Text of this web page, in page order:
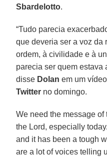
Sbardelotto.
“Tudo parecia
que deveria ser a voz da
ordem, à civilidade e à
parecia ser quem estava
disse Dolan em um
Twitter no domingo.
We need the message
the Lord, especially
and it has been a tough
are a lot of voices telling